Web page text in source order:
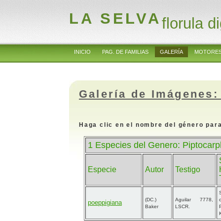
LA SELVAflorula
INICIO PAG. DE FAMILIAS GALERÍA
Galería de
Haga clic en el nombre del género
1 Especies del Genero:
Especie Autor Testigo
poeppigiana
(DC.)
Baker
Aguilar 7778,
LSCR.